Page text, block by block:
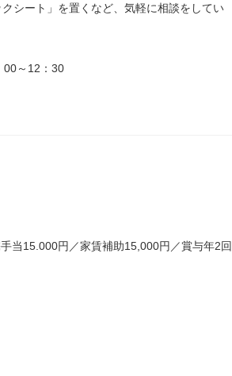
シート」を置くなど、気軽に相談をしてい
00～12：30
当15.000円／家賃補助15,000円／賞与年2回